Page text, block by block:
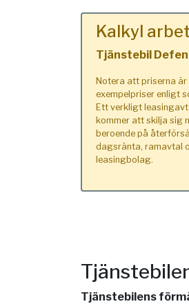
Kalkyl
Tjänstebil
Notera att priserna är
exempelpriser enligt
Ett verkligt
kommer att skilja sig
beroende på
dagsränta, ramavtal
leasingbolag.
Tjänstebilens